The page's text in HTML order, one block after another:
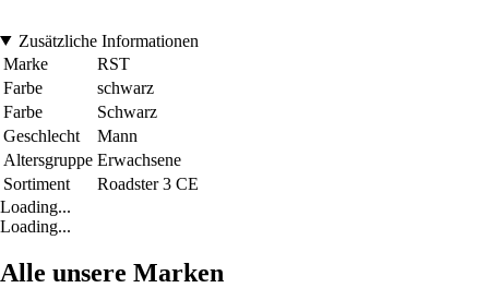
Zusätzliche Informationen
Marke
RST
Farbe
schwarz
Farbe
Schwarz
Geschlecht
Mann
Altersgruppe Erwachsene
Sortiment
Roadster 3 CE
Loading...
Loading...
Alle unsere Marken